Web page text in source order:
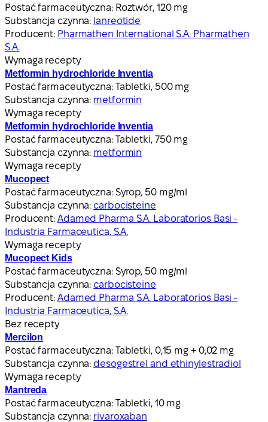
Postać farmaceutyczna: Roztwór, 120 mg
Substancja czynna: lanreotide
Producent: Pharmathen International S.A. Pharmathen
S.A.
Wymaga recepty
Metformin hydrochloride Inventia
Postać farmaceutyczna: Tabletki, 500 mg
Substancja czynna: metformin
Wymaga recepty
Metformin hydrochloride Inventia
Postać farmaceutyczna: Tabletki, 750 mg
Substancja czynna: metformin
Wymaga recepty
Mucopect
Postać farmaceutyczna: Syrop, 50 mg/ml
Substancja czynna: carbocisteine
Producent: Adamed Pharma S.A. Laboratorios Basi -
Industria Farmaceutica, S.A.
Wymaga recepty
Mucopect Kids
Postać farmaceutyczna: Syrop, 50 mg/ml
Substancja czynna: carbocisteine
Producent: Adamed Pharma S.A. Laboratorios Basi -
Industria Farmaceutica, S.A.
Bez recepty
Mercilon
Postać farmaceutyczna: Tabletki, 0,15 mg + 0,02 mg
Substancja czynna: desogestrel and ethinylestradiol
Wymaga recepty
Mantreda
Postać farmaceutyczna: Tabletki, 10 mg
Substancja czynna: rivaroxaban